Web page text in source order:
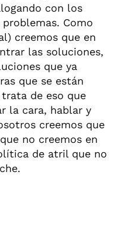
con los
Como
creemos que en
las soluciones,
que ya
que se están
de eso que
la cara, hablar y
creemos que
no creemos en
de atril que no